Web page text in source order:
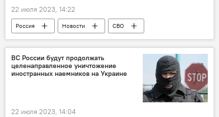
22 июля 2023, 14:22
Россия Новости СВО
ВС России будут продолжать
целенаправленное уничтожение
иностранных наемников на Украине
22 июля 2023, 14:04